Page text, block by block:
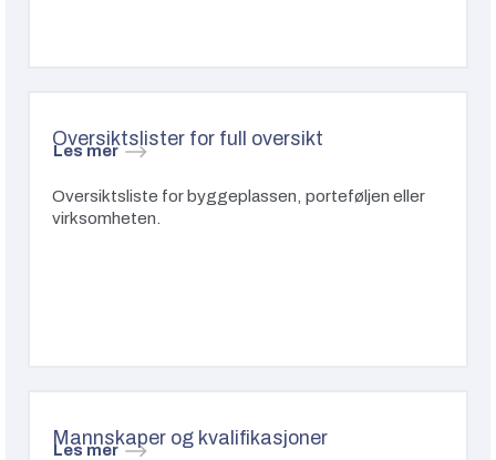
Oversiktslister for full oversikt
Oversiktsliste for byggeplassen, porteføljen eller
virksomheten.
Les mer
Mannskaper og kvalifikasjoner
Les mer